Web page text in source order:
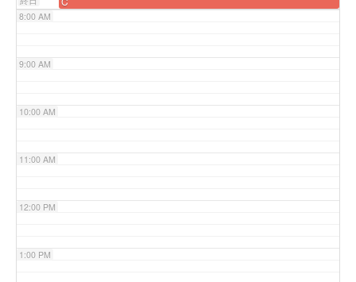
8:00 AM
9:00 AM
10:00 AM
11:00 AM
12:00 PM
1:00 PM